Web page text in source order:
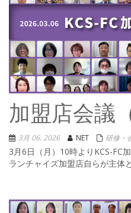
加盟店会議
3月 06, 2026 NET 研修・
3月6日（月）10時よりKCS-FC
ランチャイズ加盟店自らが主体